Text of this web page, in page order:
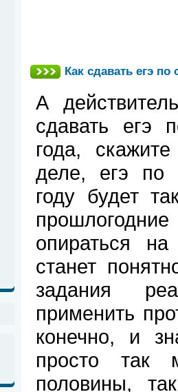
Как сдавать егэ
А
сдавать егэ
года,
деле, егэ по
году будет
опираться
станет
задания
применить
конечно, и
просто так
половины,